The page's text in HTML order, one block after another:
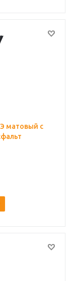
матовый с